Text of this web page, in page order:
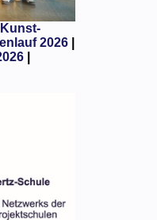
Kunst-
2026|
|